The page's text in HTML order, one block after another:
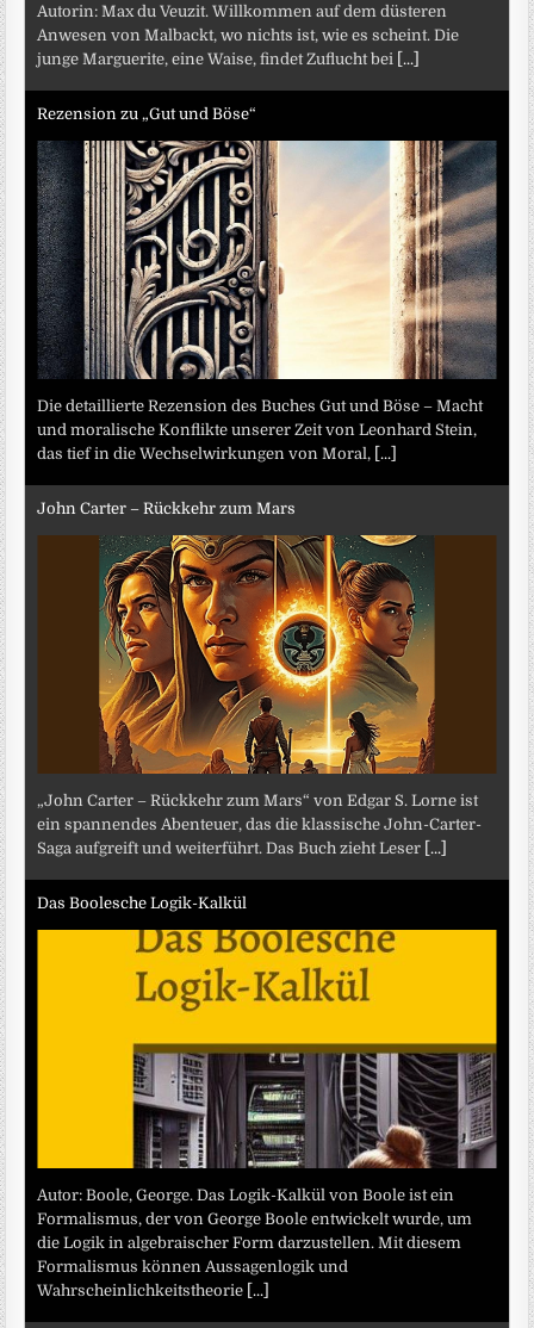
Autorin: Max du Veuzit. Willkommen auf dem düsteren
Anwesen von Malbackt, wo nichts ist, wie es scheint. Die
junge Marguerite, eine Waise, findet Zuflucht bei [...]
Rezension zu „Gut und Böse“
Die detaillierte Rezension des Buches Gut und Böse – Macht
und moralische Konflikte unserer Zeit von Leonhard Stein,
das tief in die Wechselwirkungen von Moral, [...]
John Carter – Rückkehr zum Mars
„John Carter – Rückkehr zum Mars“ von Edgar S. Lorne ist
ein spannendes Abenteuer, das die klassische John-Carter-
Saga aufgreift und weiterführt. Das Buch zieht Leser [...]
Das Boolesche Logik-Kalkül
Autor: Boole, George. Das Logik-Kalkül von Boole ist ein
Formalismus, der von George Boole entwickelt wurde, um
die Logik in algebraischer Form darzustellen. Mit diesem
Formalismus können Aussagenlogik und
Wahrscheinlichkeitstheorie [...]